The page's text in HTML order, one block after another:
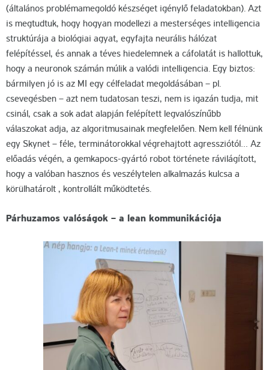
(általános problémamegoldó készséget igénylő feladatokban). Azt
is megtudtuk, hogy hogyan modellezi a mesterséges intelligencia
struktúrája a biológiai agyat, egyfajta neurális hálózat
felépítéssel, és annak a téves hiedelemnek a cáfolatát is hallottuk,
hogy a neuronok számán múlik a valódi intelligencia. Egy biztos:
bármilyen jó is az MI egy célfeladat megoldásában – pl.
csevegésben – azt nem tudatosan teszi, nem is igazán tudja, mit
csinál, csak a sok adat alapján felépített legvalószínűbb
válaszokat adja, az algoritmusainak megfelelően. Nem kell félnünk
egy Skynet – féle, terminátorokkal végrehajtott agressziótól… Az
előadás végén, a gemkapocs-gyártó robot története rávilágított,
hogy a valóban hasznos és veszélytelen alkalmazás kulcsa a
körülhatárolt , kontrollált működtetés.
Párhuzamos valóságok – a lean kommunikációja